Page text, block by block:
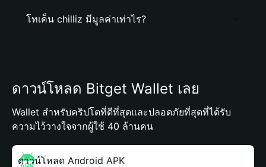
โทเค็น chilliz มีมูลค่าเท่าไร?
ดาวน์โหลด Bitget Wallet เลย
Wallet สำหรับคริปโตที่ดีที่สุดและปลอดภัยที่สุดที่ได้รับ
ความไว้วางใจจากผู้ใช้ 40 ล้านคน
ดาวน์โหลด Android APK